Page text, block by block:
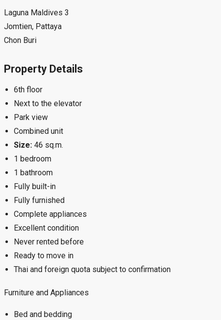
Laguna Maldives 3
Jomtien, Pattaya
Chon Buri
Property Details
6th floor
Next to the elevator
Park view
Combined unit
Size: 46 sq.m.
1 bedroom
1 bathroom
Fully built-in
Fully furnished
Complete appliances
Excellent condition
Never rented before
Ready to move in
Thai and foreign quota subject to confirmation
Furniture and Appliances
Bed and bedding